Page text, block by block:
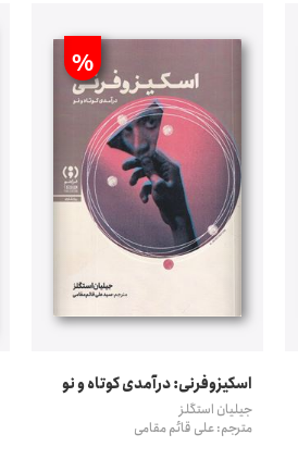
%
اسکیزوفرنی: درآمدی کوتاه و نو
جیلیان استگلز
مترجم: علی قائم مقامی